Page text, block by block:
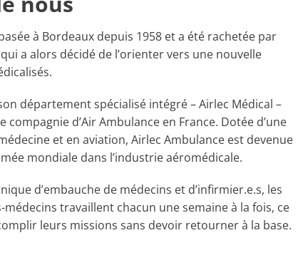
à Bordeaux depuis 1958 et a été rachetée par
a alors décidé de l’orienter vers une nouvelle
département spécialisé intégré – Airlec Médical –
d’Air Ambulance en France. Dotée d’une
et en aviation, Airlec Ambulance est devenue
mondiale dans l’industrie aéromédicale.
d’embauche de médecins et d’infirmier.e.s, les
travaillent chacun une semaine à la fois, ce
leurs missions sans devoir retourner à la base.